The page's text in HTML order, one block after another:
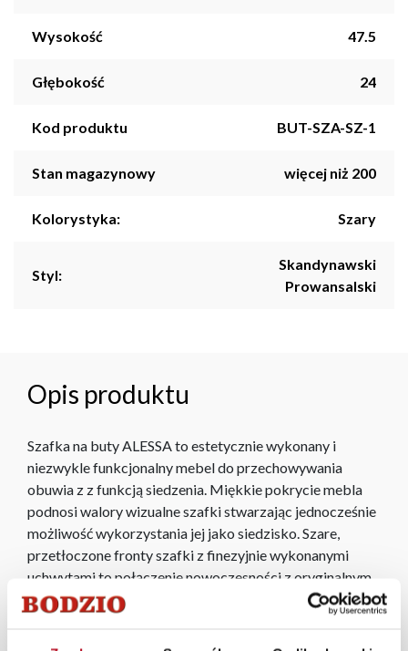
Wysokość 47.5
Głębokość 24
Kod produktu BUT-SZA-SZ-1
Stan magazynowy więcej niż 200
Kolorystyka: Szary
Styl:
Skandynawski
Prowansalski
Opis produktu
Szafka na buty ALESSA to estetycznie wykonany i
niezwykle funkcjonalny mebel do przechowywania
obuwia z z funkcją siedzenia. Miękkie pokrycie mebla
podnosi walory wizualne szafki stwarzając jednocześnie
możliwość wykorzystania jej jako siedzisko. Szare,
przetłoczone fronty szafki z finezyjnie wykonanymi
uchwytami to połączenie nowoczesności z oryginalnym
designem. ALESSA to świetny i praktyczny wybór! Z nim